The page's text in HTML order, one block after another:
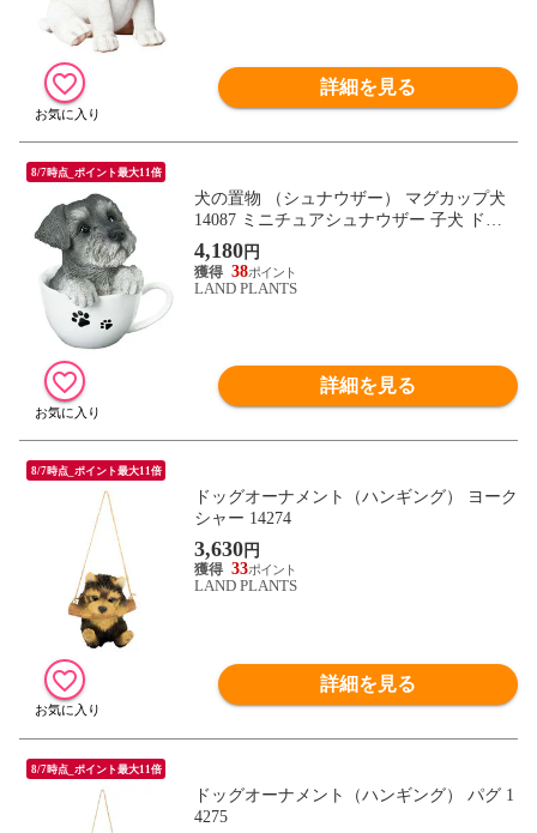
詳細を見る
8/7時点_ポイント最大11倍
犬の置物 （シュナウザー） マグカップ犬
14087 ミニチュアシュナウザー 子犬 ドッ
グオーナメント オーナメント 動物 アニマ
ル マスコット ガーデン ガーデニング ガー
デンオブジェ オブジェ
4,180円
38
LAND PLANTS
詳細を見る
8/7時点_ポイント最大11倍
ドッグオーナメント（ハンギング） ヨーク
シャー 14274
3,630円
33
LAND PLANTS
詳細を見る
8/7時点_ポイント最大11倍
ドッグオーナメント（ハンギング） パグ 1
4275